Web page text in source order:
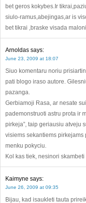
bet geros kokybes.Ir
siulo-ramus,abejingas,ar is
bet tikrai ,braske visada
Arnoldas says:
June 23, 2009 at 18:07
Siuo komentaru noriu
pati blogo iraso autore.
pazanga.
Gerbiamoji Rasa, ar nesate
pademonstruoti astru prota ir
pirkeja”, taip geriausiu atveju
visiems sekantiems
menku pokyciu.
Kol kas tiek, nesinori
Kaimyne says:
June 26, 2009 at 09:35
Bijau, kad isaukleti tauta